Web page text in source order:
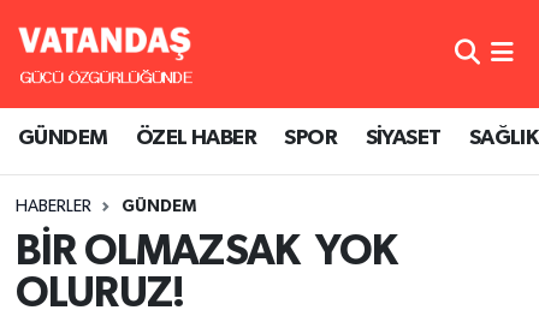
GÜNDEM ÖZEL HABER SPOR SİYASET SAĞLIK
HABERLER GÜNDEM
BİR OLMAZSAK YOK
OLURUZ!
GÜNDEM
SPOR
SİYASET
Hava Durumu
Süper Lig Puan Durumu ve Fikstür
Tüm Manşetler